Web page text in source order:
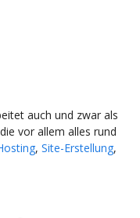
auch und zwar als
vor allem alles rund
, Site-Erstellung,